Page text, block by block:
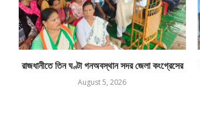
রাজধানীতে তিন ঘণ্টা গনঅবস্থান সদর জেলা কংগ্রেসের
August 5, 2026